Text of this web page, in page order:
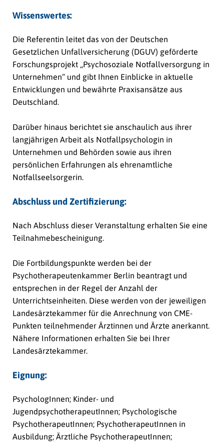
Wissenswertes:
Die Referentin leitet das von der Deutschen
Gesetzlichen Unfallversicherung (DGUV) geförderte
Forschungsprojekt „Psychosoziale Notfallversorgung in
Unternehmen“ und gibt Ihnen Einblicke in aktuelle
Entwicklungen und bewährte Praxisansätze aus
Deutschland.
Darüber hinaus berichtet sie anschaulich aus ihrer
langjährigen Arbeit als Notfallpsychologin in
Unternehmen und Behörden sowie aus ihren
persönlichen Erfahrungen als ehrenamtliche
Notfallseelsorgerin.
Abschluss und Zertifizierung:
Nach Abschluss dieser Veranstaltung erhalten Sie eine
Teilnahmebescheinigung.
Die Fortbildungspunkte werden bei der
Psychotherapeutenkammer Berlin beantragt und
entsprechen in der Regel der Anzahl der
Unterrichtseinheiten. Diese werden von der jeweiligen
Landesärztekammer für die Anrechnung von CME-
Punkten teilnehmender Ärztinnen und Ärzte anerkannt.
Nähere Informationen erhalten Sie bei Ihrer
Landesärztekammer.
Eignung:
PsychologInnen; Kinder- und
JugendpsychotherapeutInnen; Psychologische
PsychotherapeutInnen; PsychotherapeutInnen in
Ausbildung; Ärztliche PsychotherapeutInnen;